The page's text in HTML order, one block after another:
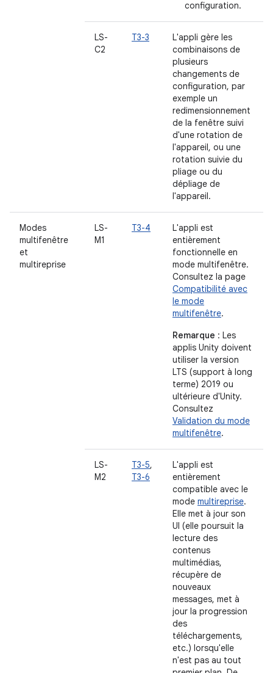
configuration.
LS-
C2
T3-3
L'appli gère les
combinaisons de
plusieurs
changements de
configuration, par
exemple un
redimensionnement
de la fenêtre suivi
d'une rotation de
l'appareil, ou une
rotation suivie du
pliage ou du
dépliage de
l'appareil.
Modes
multifenêtre
et
multireprise
LS-
M1
T3-4
L'appli est
entièrement
fonctionnelle en
mode multifenêtre.
Consultez la page
Compatibilité avec
le mode
multifenêtre.
Remarque : Les
applis Unity doivent
utiliser la version
LTS (support à long
terme) 2019 ou
ultérieure d'Unity.
Consultez
Validation du mode
multifenêtre.
LS-
M2
T3-5,
T3-6
L'appli est
entièrement
compatible avec le
mode multireprise.
Elle met à jour son
UI (elle poursuit la
lecture des
contenus
multimédias,
récupère de
nouveaux
messages, met à
jour la progression
des
téléchargements,
etc.) lorsqu'elle
n'est pas au tout